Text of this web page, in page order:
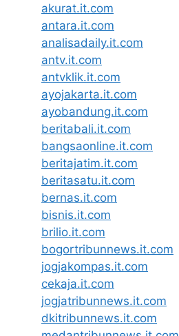
akurat.it.com
antara.it.com
analisadaily.it.com
antv.it.com
antvklik.it.com
ayojakarta.it.com
ayobandung.it.com
beritabali.it.com
bangsaonline.it.com
beritajatim.it.com
beritasatu.it.com
bernas.it.com
bisnis.it.com
brilio.it.com
bogortribunnews.it.com
jogjakompas.it.com
cekaja.it.com
jogjatribunnews.it.com
dkitribunnews.it.com